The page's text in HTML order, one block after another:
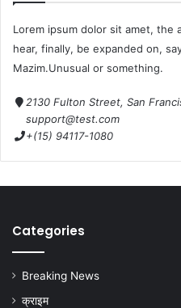
Lorem ipsum dolor sit amet, the
hear, finally, be expanded on,
Mazim.Unusual or something.
2130 Fulton Street, San
support@test.com
+(15) 94117-1080
Categories
Breaking News
क्राइम